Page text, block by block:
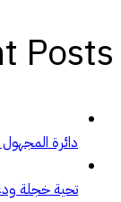
Posts
دائرة
تحية خجلة